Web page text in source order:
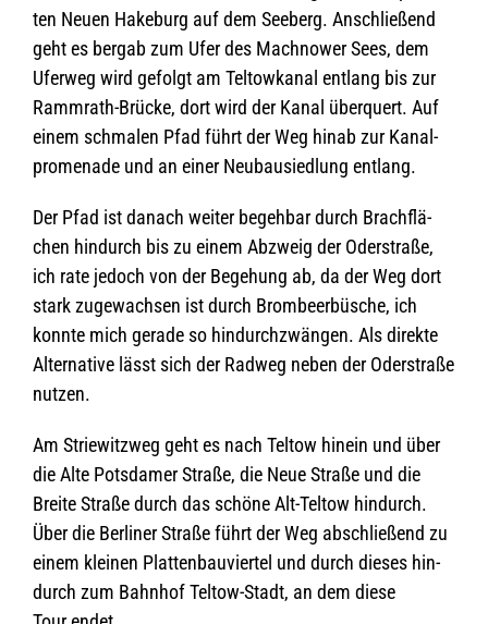
ten Neuen Hake­burg auf dem See­berg. Anschlie­ßend
geht es bergab zum Ufer des Mach­nower Sees, dem
Ufer­weg wird gefolgt am Tel­tow­ka­nal ent­lang bis zur
Ramm­rath-Brü­cke, dort wird der Kanal über­quert. Auf
einem schma­len Pfad führt der Weg hinab zur Kanal­
pro­me­nade und an einer Neu­bau­sied­lung entlang.
Der Pfad ist danach wei­ter begeh­bar durch Brach­flä­
chen hin­durch bis zu einem Abzweig der Oder­straße,
ich rate jedoch von der Bege­hung ab, da der Weg dort
stark zuge­wach­sen ist durch Brom­beer­bü­sche, ich
konnte mich gerade so hin­durch­zwän­gen. Als direkte
Alter­na­tive lässt sich der Rad­weg neben der Oder­straße
nutzen.
Am Strie­witz­weg geht es nach Tel­tow hin­ein und über
die Alte Pots­da­mer Straße, die Neue Straße und die
Breite Straße durch das schöne Alt-Tel­tow hin­durch.
Über die Ber­li­ner Straße führt der Weg abschlie­ßend zu
einem klei­nen Plat­ten­bau­vier­tel und durch die­ses hin­
durch zum Bahn­hof Tel­tow-Stadt, an dem diese